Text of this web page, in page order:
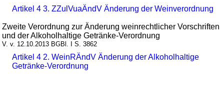
Artikel 4 3. ZZulVuaÄndV Änderung der Weinverordnung
Zweite Verordnung zur Änderung weinrechtlicher Vorschriften
und der Alkoholhaltige Getränke-Verordnung
V. v. 12.10.2013 BGBl. I S. 3862
Artikel 4 2. WeinRÄndV Änderung der Alkoholhaltige
Getränke-Verordnung